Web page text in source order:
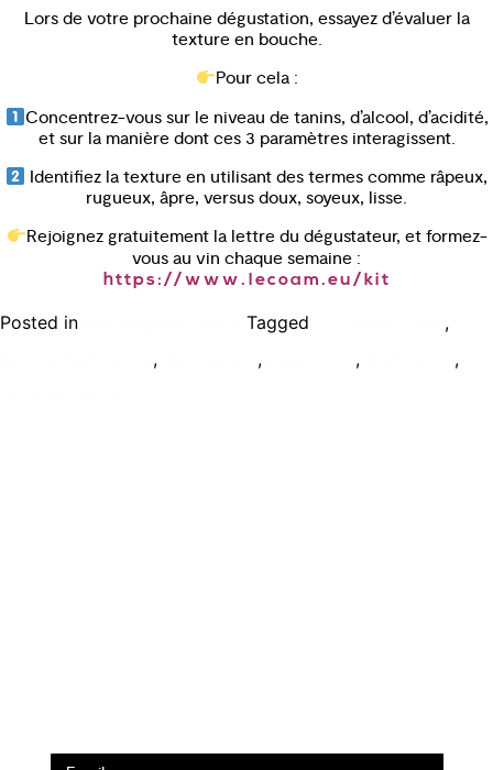
Lors de votre prochaine dégustation, essayez d’évaluer la
texture en bouche.
Pour cela :
Concentrez-vous sur le niveau de tanins, d’alcool, d’acidité,
et sur la manière dont ces 3 paramètres interagissent.
Identifiez la texture en utilisant des termes comme râpeux,
rugueux, âpre, versus doux, soyeux, lisse.
Rejoignez gratuitement la lettre du dégustateur, et formez-
vous au vin chaque semaine :
https://www.lecoam.eu/kit
Posted in Tagged ,
, , , ,